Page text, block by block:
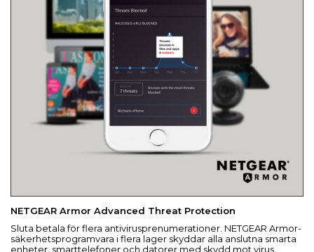
NETGEAR Armor Advanced Threat Protection
Sluta betala för flera antivirusprenumerationer. NETGEAR Armor-
säkerhetsprogramvara i flera lager skyddar alla anslutna smarta
enheter, smarttelefoner och datorer med skydd mot virus,